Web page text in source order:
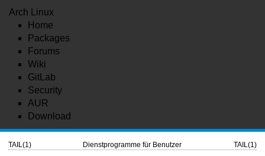
Arch Linux
Home
Packages
Forums
Wiki
GitLab
Security
AUR
Download
TAIL(1) Dienstprogramme für Benutzer TAIL(1)